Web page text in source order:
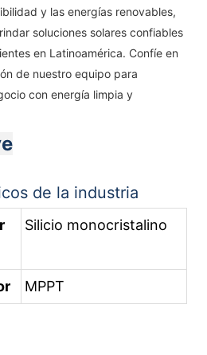
y las energías renovables,
soluciones solares confiables
en Latinoamérica. Confíe en
de nuestro equipo para
con energía limpia y
de la industria
Silicio monocristalino
MPPT